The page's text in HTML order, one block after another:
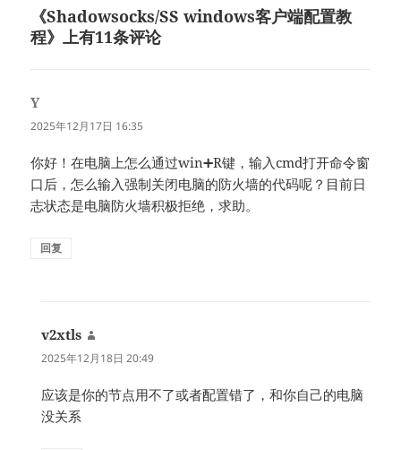
《Shadowsocks/SS windows客户端配置教
程》上有11条评论
Y说
道：
2025年12月17日 16:35
你好！在电脑上怎么通过win➕R键，输入cmd打开命令窗
口后，怎么输入强制关闭电脑的防火墙的代码呢？目前日
志状态是电脑防火墙积极拒绝，求助。
回复
v2xtls
道：
2025年12月18日 20:49
应该是你的节点用不了或者配置错了，和你自己的电脑
没关系